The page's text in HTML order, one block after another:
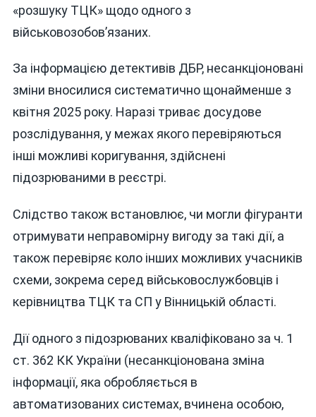
«розшуку ТЦК» щодо одного з
військовозобов’язаних.
За інформацією детективів ДБР, несанкціоновані
зміни вносилися систематично щонайменше з
квітня 2025 року. Наразі триває досудове
розслідування, у межах якого перевіряються
інші можливі коригування, здійснені
підозрюваними в реєстрі.
Слідство також встановлює, чи могли фігуранти
отримувати неправомірну вигоду за такі дії, а
також перевіряє коло інших можливих учасників
схеми, зокрема серед військовослужбовців і
керівництва ТЦК та СП у Вінницькій області.
Дії одного з підозрюваних кваліфіковано за ч. 1
ст. 362 КК України (несанкціонована зміна
інформації, яка обробляється в
автоматизованих системах, вчинена особою,